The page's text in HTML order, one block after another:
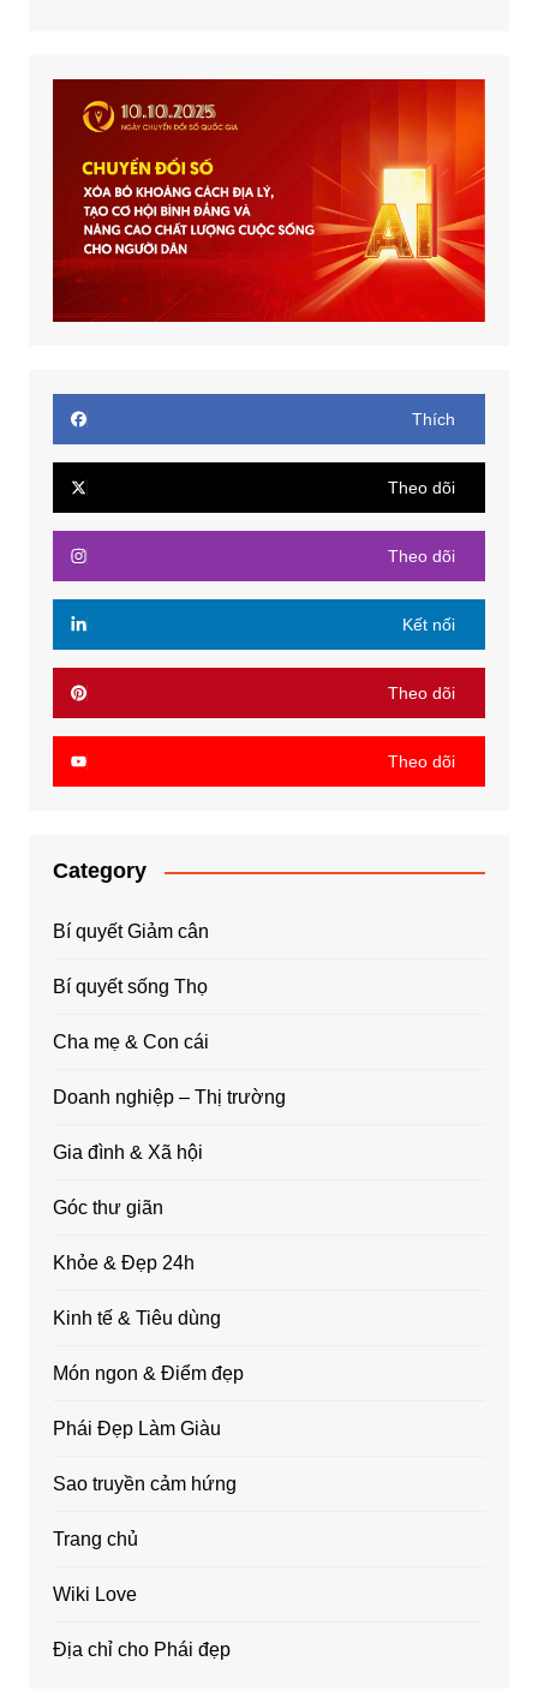
Thích
Theo dõi
Theo dõi
Kết nối
Theo dõi
Theo dõi
Category
Bí quyết Giảm cân
Bí quyết sống Thọ
Cha mẹ & Con cái
Doanh nghiệp – Thị trường
Gia đình & Xã hội
Góc thư giãn
Khỏe & Đẹp 24h
Kinh tế & Tiêu dùng
Món ngon & Điểm đẹp
Phái Đẹp Làm Giàu
Sao truyền cảm hứng
Trang chủ
Wiki Love
Địa chỉ cho Phái đẹp